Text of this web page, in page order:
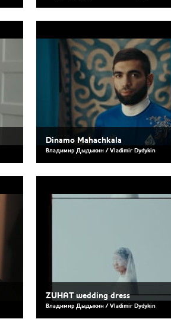
Dinamo Mahachkala
Владимир Дыдыкин / Vladimir Dydykin
ZUHAT wedding dress
Владимир Дыдыкин / Vladimir Dydykin